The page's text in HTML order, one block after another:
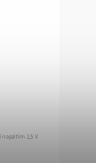
napätím 1,5 V